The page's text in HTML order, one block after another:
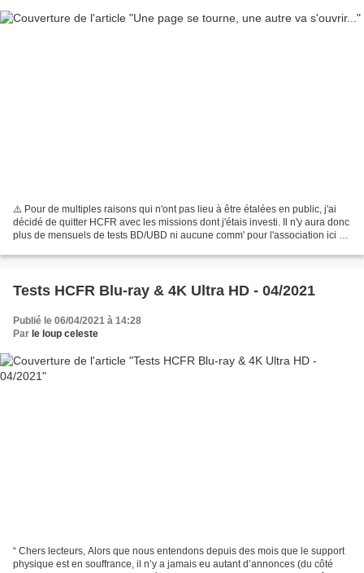
⚠️ Pour de multiples raisons qui n'ont pas lieu à être étalées en public, j'ai
décidé de quitter HCFR avec les missions dont j'étais investi. Il n'y aura donc
plus de mensuels de tests BD/UBD ni aucune comm' pour l'association ici ou
Tests HCFR Blu-ray & 4K Ultra HD - 04/2021
Publié le 06/04/2021 à 14:28
Par le loup celeste
“ Chers lecteurs, Alors que nous entendons depuis des mois que le support
physique est en souffrance, il n’y a jamais eu autant d’annonces (du côté